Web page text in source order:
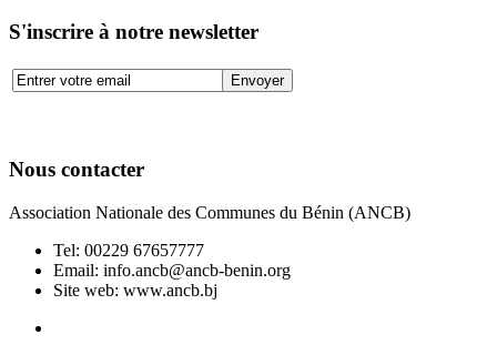
S'inscrire à notre newsletter
Nous contacter
Association Nationale des Communes du Bénin (ANCB)
Tel: 00229 67657777
Email: info.ancb@ancb-benin.org
Site web: www.ancb.bj